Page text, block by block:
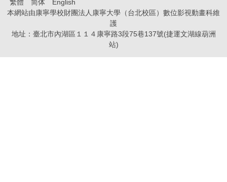
繁體 简体
English
本網站由康寧學校財團法人康寧大學（台北校區）數位影視動畫科維
護
地址：臺北市內湖區１１４康寧路3段75巷137號(捷運文湖線葫洲
站)